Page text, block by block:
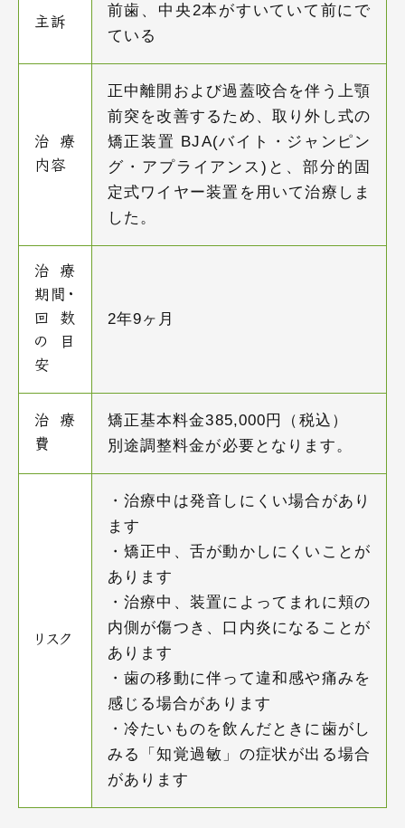
主訴
前歯、中央2本がすいていて前にで
ている
治療
内容
正中離開および過蓋咬合を伴う上顎
前突を改善するため、取り外し式の
矯正装置 BJA(バイト・ジャンピン
グ・アプライアンス)と、部分的固
定式ワイヤー装置を用いて治療しま
した。
治療
期間・
回数
の目
安
2年9ヶ月
治療
費
矯正基本料金385,000円（税込）
別途調整料金が必要となります。
リスク
・治療中は発音しにくい場合があり
ます
・矯正中、舌が動かしにくいことが
あります
・治療中、装置によってまれに頬の
内側が傷つき、口内炎になることが
あります
・歯の移動に伴って違和感や痛みを
感じる場合があります
・冷たいものを飲んだときに歯がし
みる「知覚過敏」の症状が出る場合
があります